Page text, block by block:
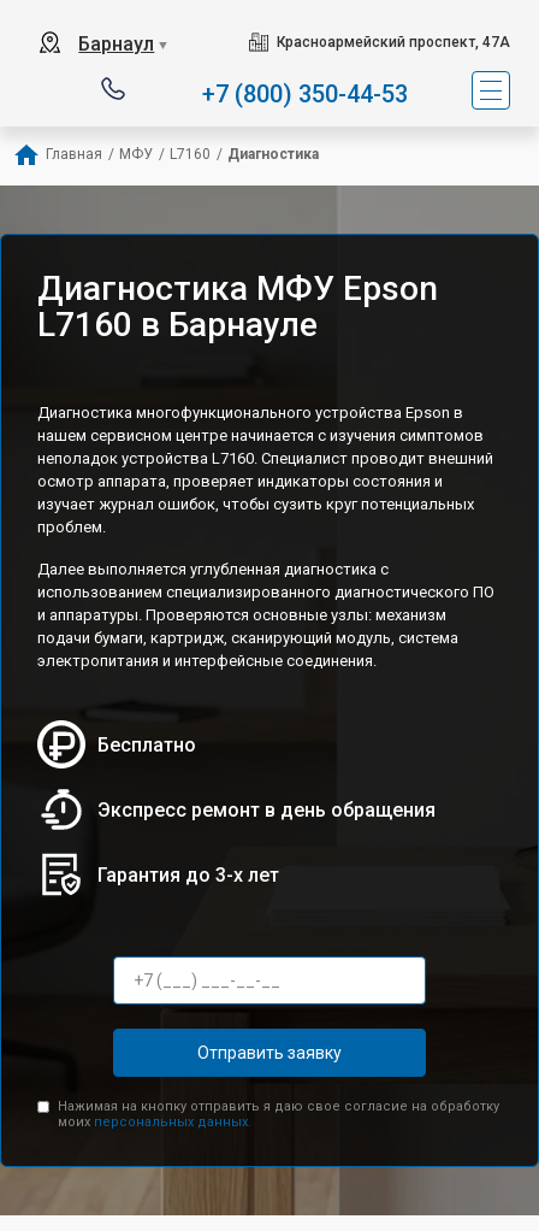
Барнаул ▼ Красноармейский проспект, 47А
+7 (800) 350-44-53
Главная / МФУ / L7160 / Диагностика
Диагностика МФУ Epson
L7160 в Барнауле
Диагностика многофункционального устройства Epson в
нашем сервисном центре начинается с изучения симптомов
неполадок устройства L7160. Специалист проводит внешний
осмотр аппарата, проверяет индикаторы состояния и
изучает журнал ошибок, чтобы сузить круг потенциальных
проблем.
Далее выполняется углубленная диагностика с
использованием специализированного диагностического ПО
и аппаратуры. Проверяются основные узлы: механизм
подачи бумаги, картридж, сканирующий модуль, система
электропитания и интерфейсные соединения.
Бесплатно
Экспресс ремонт в день обращения
Гарантия до 3-х лет
Отправить заявку
Нажимая на кнопку отправить я даю свое согласие на обработку
моих персональных данных.